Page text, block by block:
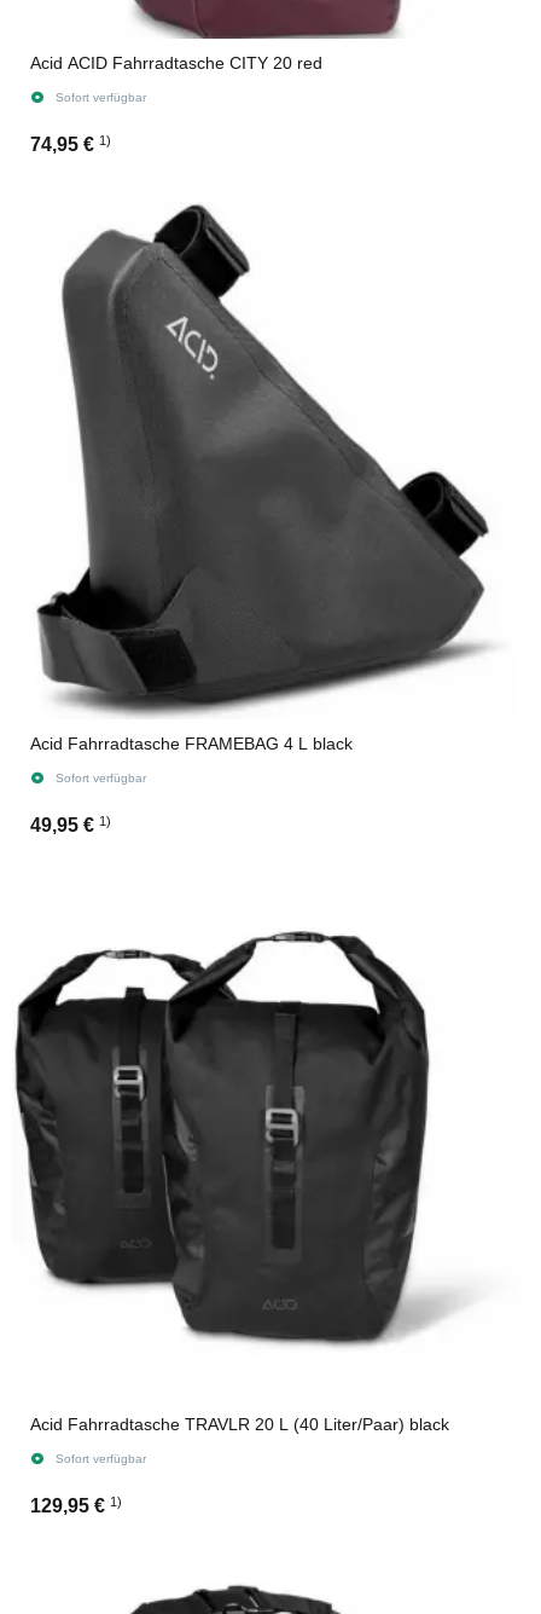
Acid ACID Fahrradtasche CITY 20 red
Sofort verfügbar
74,95 € 1)
Acid Fahrradtasche FRAMEBAG 4 L black
Sofort verfügbar
49,95 € 1)
Acid Fahrradtasche TRAVLR 20 L (40 Liter/Paar) black
Sofort verfügbar
129,95 € 1)